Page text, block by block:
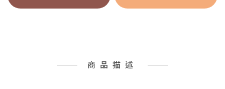
商品描述